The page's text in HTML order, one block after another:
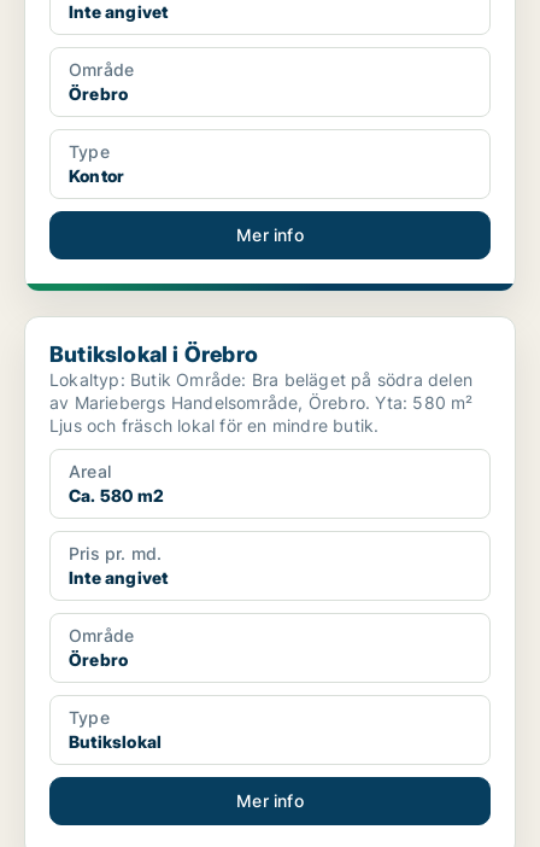
Inte angivet
Område
Örebro
Type
Kontor
Mer info
Butikslokal i Örebro
Butikslokal i Örebro
Lokaltyp: Butik Område: Bra beläget på södra delen
av Mariebergs Handelsområde, Örebro. Yta: 580 m²
Ljus och fräsch lokal för en mindre butik.
Areal
Ca. 580 m2
Pris pr. md.
Inte angivet
Område
Örebro
Type
Butikslokal
Mer info